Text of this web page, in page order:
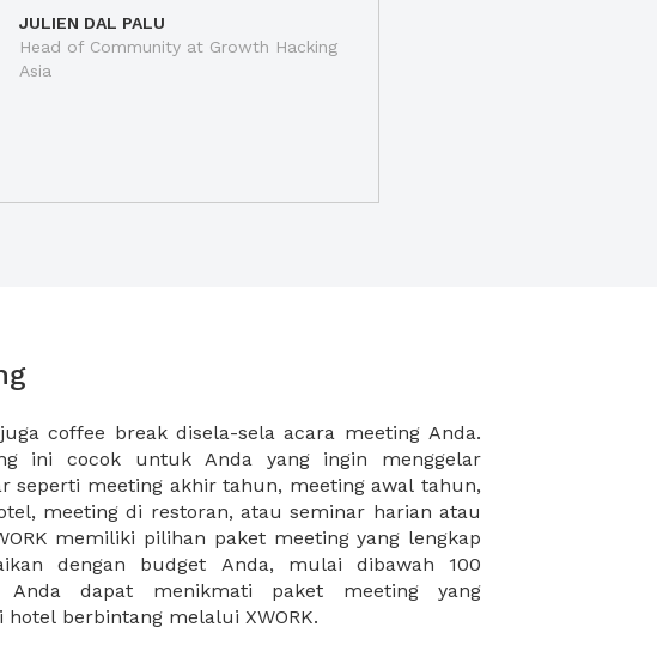
JULIEN DAL PALU
Head of Community at Growth Hacking
Asia
berbintang melalui XWORK.